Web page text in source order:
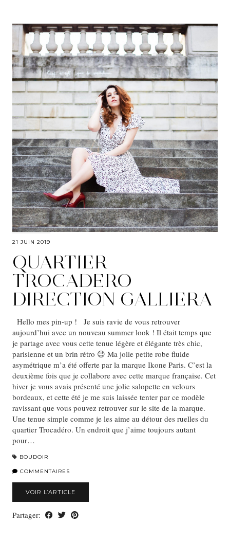
21 JUIN 2019
QUARTIER
TROCADERO
DIRECTION GALLIERA
Hello mes pin-up ! Je suis ravie de vous retrouver
aujourd’hui avec un nouveau summer look ! Il était temps que
je partage avec vous cette tenue légère et élégante très chic,
parisienne et un brin rétro 😉 Ma jolie petite robe fluide
asymétrique m’a été offerte par la marque Ikone Paris. C’est la
deuxième fois que je collabore avec cette marque française. Cet
hiver je vous avais présenté une jolie salopette en velours
bordeaux, et cette été je me suis laissée tenter par ce modèle
ravissant que vous pouvez retrouver sur le site de la marque.
Une tenue simple comme je les aime au détour des ruelles du
quartier Trocadéro. Un endroit que j’aime toujours autant
pour…
BOUDOIR
COMMENTAIRES
VOIR L’ARTICLE
Partager: